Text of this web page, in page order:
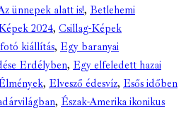
ünnepek alatt is!, Betlehemi
2024, Csillag-Képek
kiállítás, Egy baranyai
Erdélyben, Egy elfeledett hazai
, Elvesző édesvíz, Esős időben
, Észak-Amerika ikonikus